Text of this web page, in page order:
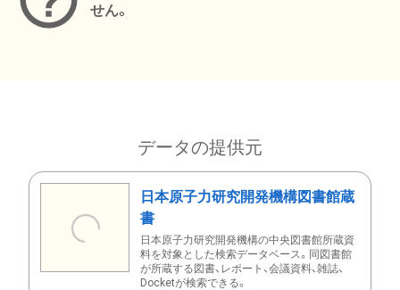
せん。
データの提供元
日本原子力研究開発機構図書館蔵
書
日本原子力研究開発機構の中央図書館所蔵資
料を対象とした検索データベース。同図書館
が所蔵する図書、レポート、会議資料、雑誌、
Docketが検索できる。